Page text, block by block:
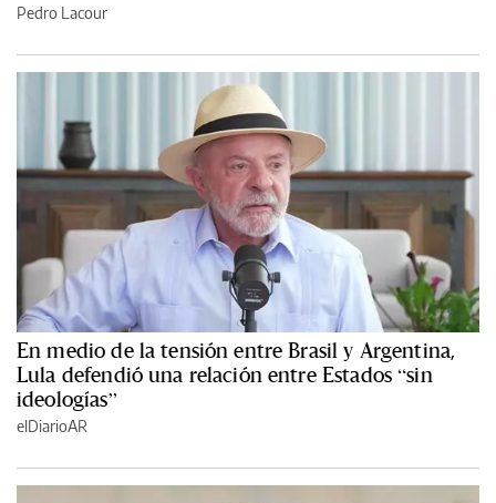
Pedro Lacour
En medio de la tensión entre Brasil y Argentina,
Lula defendió una relación entre Estados “sin
ideologías”
elDiarioAR